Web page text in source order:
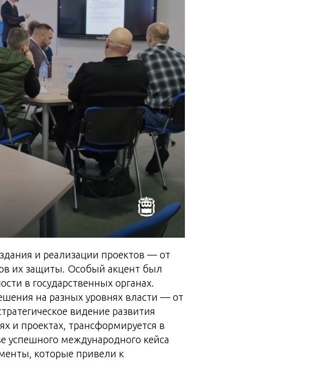
и реализации проектов — от
их защиты. Особый акцент был
в государственных органах.
на разных уровнях власти — от
видение развития
и проектах, трансформируется в
успешного международного кейса
которые привели к